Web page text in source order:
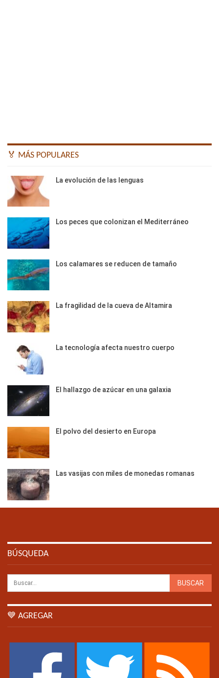
🏅 MÁS POPULARES
La evolución de las lenguas
Los peces que colonizan el Mediterráneo
Los calamares se reducen de tamaño
La fragilidad de la cueva de Altamira
La tecnología afecta nuestro cuerpo
El hallazgo de azúcar en una galaxia
El polvo del desierto en Europa
Las vasijas con miles de monedas romanas
BÚSQUEDA
💙 AGREGAR